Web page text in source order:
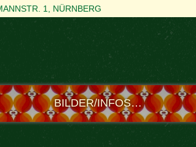
1, NÜRNBERG
BILDER/INFOS…